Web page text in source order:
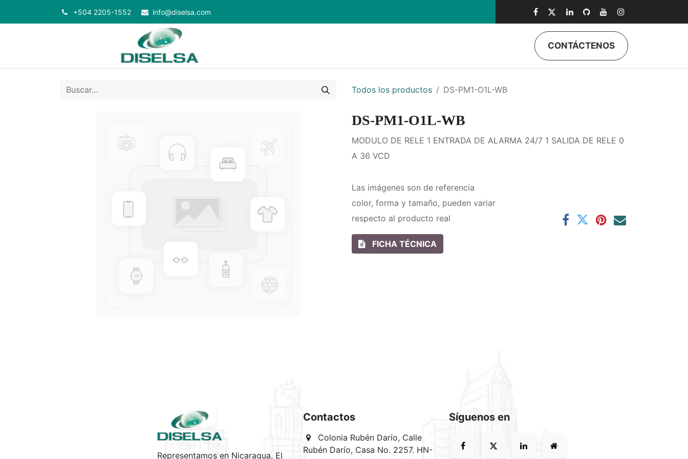
+504 2205-1552 info@diselsa.com
Quiénes Somos Eventos Soporte
CONTÁCTENOS
Todos los productos DS-PM1-O1L-WB
DS-PM1-O1L-WB
MODULO DE RELE 1 ENTRADA DE ALARMA 24/7 1 SALIDA DE RELE 0
A 36 VCD
Las imágenes son de referencia
color, forma y tamaño, pueden variar
respecto al producto real
FICHA TÉCNICA
Representamos en Nicaragua, El
Contactos
Colonia Rubén Darío, Calle
Rubén Darío, Casa No. 2257. HN-
Síguenos en